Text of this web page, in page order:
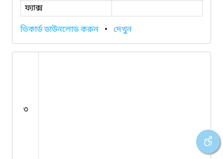
ফ্যাক্স
ভিকার্ড ডাউনলোড করুন • দেখুন
৩